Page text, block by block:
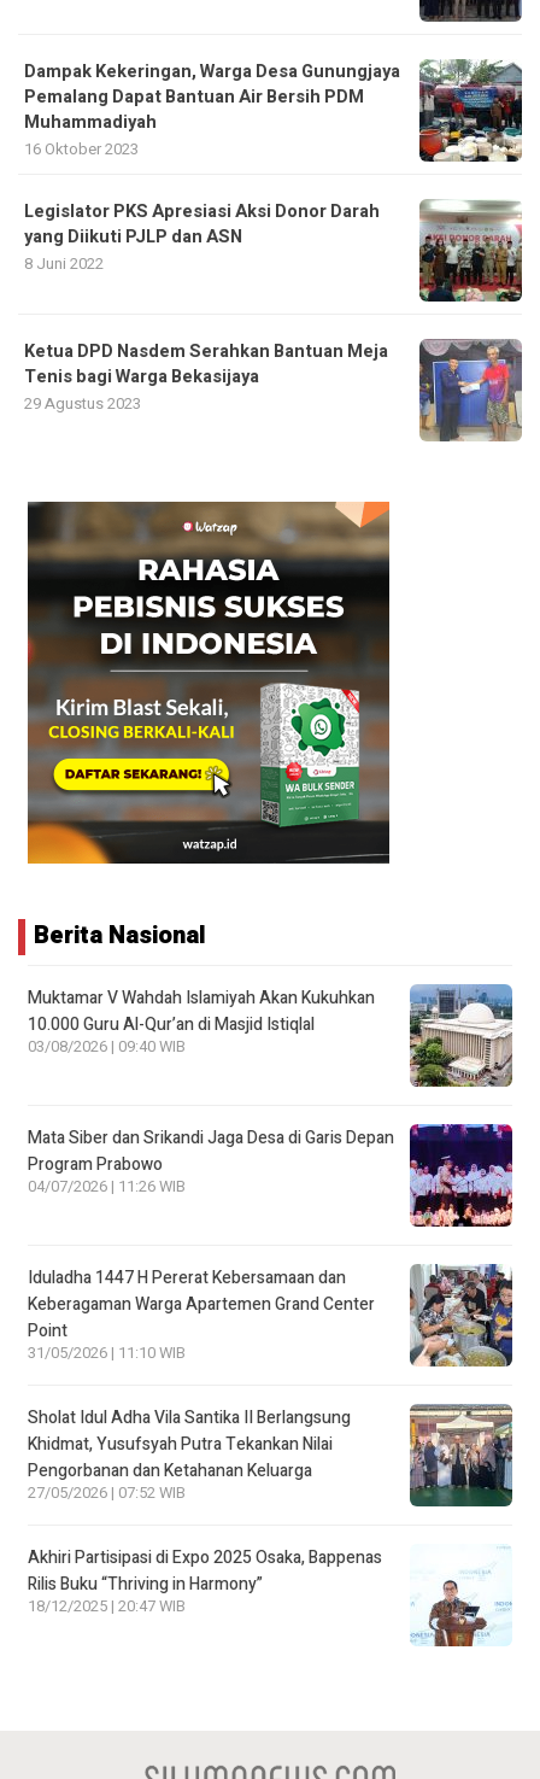
Dampak Kekeringan, Warga Desa Gunungjaya
Pemalang Dapat Bantuan Air Bersih PDM
Muhammadiyah
16 Oktober 2023
Legislator PKS Apresiasi Aksi Donor Darah
yang Diikuti PJLP dan ASN
8 Juni 2022
Ketua DPD Nasdem Serahkan Bantuan Meja
Tenis bagi Warga Bekasijaya
29 Agustus 2023
Berita Nasional
Muktamar V Wahdah Islamiyah Akan Kukuhkan
10.000 Guru Al-Qur’an di Masjid Istiqlal
03/08/2026 | 09:40 WIB
Mata Siber dan Srikandi Jaga Desa di Garis Depan
Program Prabowo
04/07/2026 | 11:26 WIB
Iduladha 1447 H Pererat Kebersamaan dan
Keberagaman Warga Apartemen Grand Center
Point
31/05/2026 | 11:10 WIB
Sholat Idul Adha Vila Santika II Berlangsung
Khidmat, Yusufsyah Putra Tekankan Nilai
Pengorbanan dan Ketahanan Keluarga
27/05/2026 | 07:52 WIB
Akhiri Partisipasi di Expo 2025 Osaka, Bappenas
Rilis Buku “Thriving in Harmony”
18/12/2025 | 20:47 WIB